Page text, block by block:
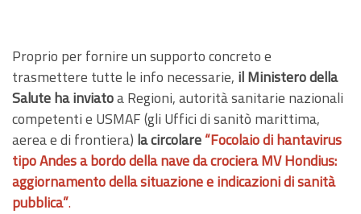
Proprio per fornire un supporto concreto e
trasmettere tutte le info necessarie, il Ministero della
Salute ha inviatoa Regioni, autorità sanitarie nazionali
competenti e USMAF (gli Uffici di sanitò marittima,
aerea e di frontiera) la circolare“Focolaio di hantavirus
tipo Andes a bordo della nave da crociera MV Hondius:
aggiornamento della situazione e indicazioni di sanità
pubblica”.